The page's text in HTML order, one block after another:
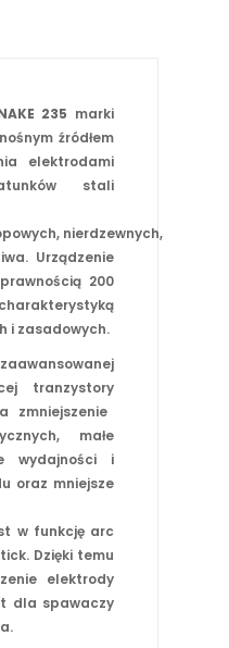
235 marki
źródłem
elektrodami
stali
nierdzewnych,
Urządzenie
200
i zasadowych.
tranzystory
zmniejszenie
małe
wydajności i
oraz mniejsze
w funkcję arc
Dzięki temu
elektrody
dla spawaczy